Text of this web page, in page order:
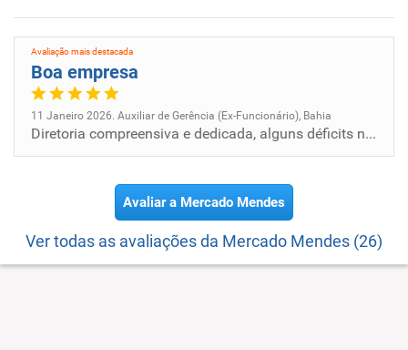
Avaliação mais destacada
Boa empresa
11 Janeiro 2026. Auxiliar de Gerência (Ex-Funcionário), Bahia
Diretoria compreensiva e dedicada, alguns déficits na comunicação, oportunidade de crescimento, valorização de funcionár...
Avaliar a Mercado Mendes
Ver todas as avaliações da Mercado Mendes (26)